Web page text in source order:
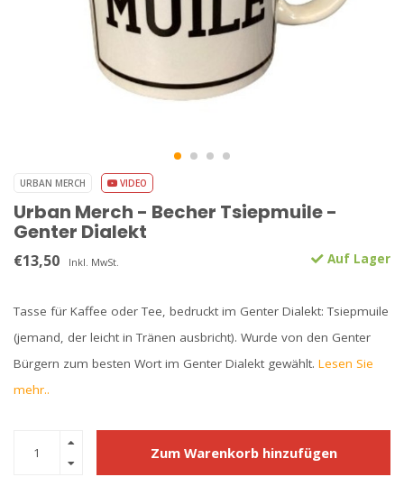
URBAN MERCH VIDEO
Urban Merch - Becher Tsiepmuile -
Genter Dialekt
€13,50 Inkl. MwSt. Auf Lager
Tasse für Kaffee oder Tee, bedruckt im Genter Dialekt: Tsiepmuile
(jemand, der leicht in Tränen ausbricht). Wurde von den Genter
Bürgern zum besten Wort im Genter Dialekt gewählt. Lesen Sie
mehr..
Zum Warenkorb hinzufügen